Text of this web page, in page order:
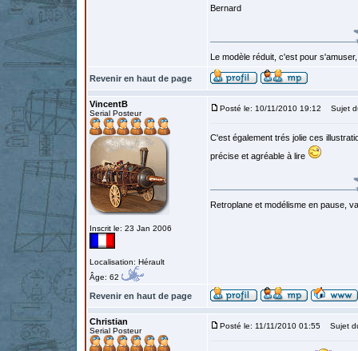
Bernard
Le modèle réduit, c'est pour
Revenir en haut de page
VincentB
Serial Posteur
Inscrit le: 23 Jan 2006
Localisation: Hérault
Âge: 62
Posté le: 10/11/2010 19:12 Sujet
C'est également trés jolie ces
précise et agréable à lire
Retroplane et modélisme en pause,
Revenir en haut de page
Christian
Serial Posteur
Posté le: 11/11/2010 01:55 Sujet